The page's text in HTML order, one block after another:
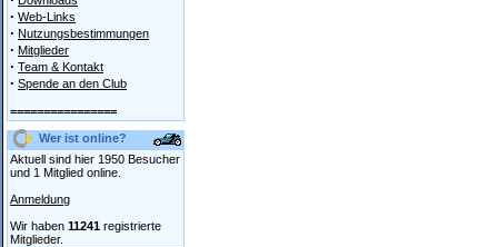
· Web-Links
· Nutzungsbestimmungen
· Mitglieder
· Team & Kontakt
· Spende an den Club
================
Wer ist online?
Aktuell sind hier 1950 Besucher
und 1 Mitglied online.
Anmeldung
Wir haben 11241 registrierte
Mitglieder.